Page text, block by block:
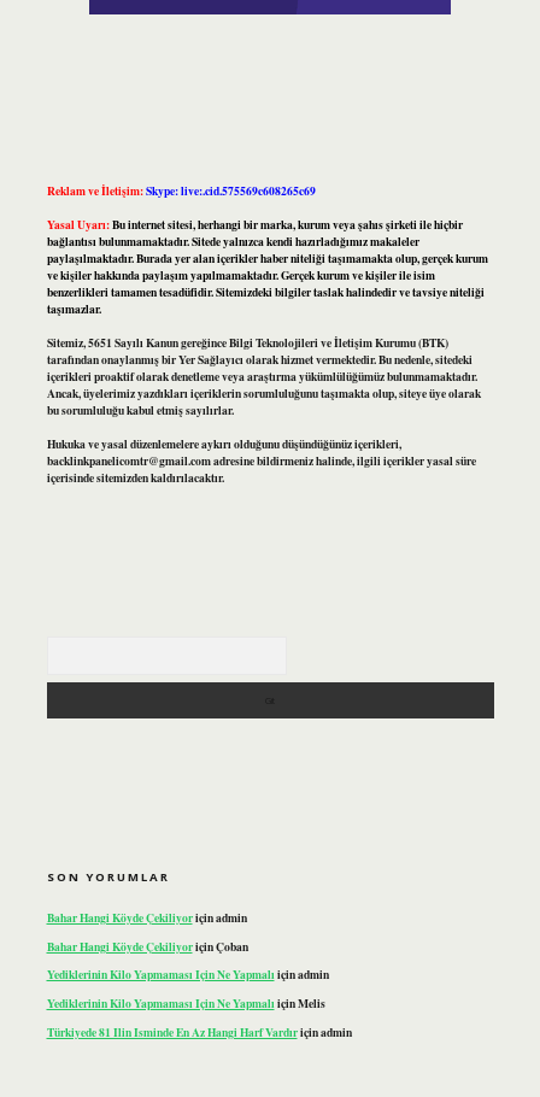
Reklam ve İletişim:Skype: live:.cid.575569c608265c69
Yasal Uyarı:Bu internet sitesi, herhangi bir marka, kurum veya şahıs şirketi ile hiçbir
bağlantısı bulunmamaktadır. Sitede yalnızca kendi hazırladığımız makaleler
paylaşılmaktadır. Burada yer alan içerikler haber niteliği taşımamakta olup, gerçek kurum
ve kişiler hakkında paylaşım yapılmamaktadır. Gerçek kurum ve kişiler ile isim
benzerlikleri tamamen tesadüfidir. Sitemizdeki bilgiler taslak halindedir ve tavsiye niteliği
taşımazlar.
Sitemiz, 5651 Sayılı Kanun gereğince Bilgi Teknolojileri ve İletişim Kurumu (BTK)
tarafından onaylanmış bir Yer Sağlayıcı olarak hizmet vermektedir. Bu nedenle, sitedeki
içerikleri proaktif olarak denetleme veya araştırma yükümlülüğümüz bulunmamaktadır.
Ancak, üyelerimiz yazdıkları içeriklerin sorumluluğunu taşımakta olup, siteye üye olarak
bu sorumluluğu kabul etmiş sayılırlar.
Hukuka ve yasal düzenlemelere aykırı olduğunu düşündüğünüz içerikleri,
backlinkpanelicomtr@gmail.comadresine bildirmeniz halinde, ilgili içerikler yasal süre
içerisinde sitemizden kaldırılacaktır.
SON YORUMLAR
Bahar Hangi Köyde Çekiliyoriçinadmin
Bahar Hangi Köyde ÇekiliyoriçinÇoban
Yediklerinin Kilo Yapmaması Için Ne Yapmalıiçinadmin
Yediklerinin Kilo Yapmaması Için Ne YapmalıiçinMelis
Türkiyede 81 Ilin Isminde En Az Hangi Harf Vardıriçinadmin